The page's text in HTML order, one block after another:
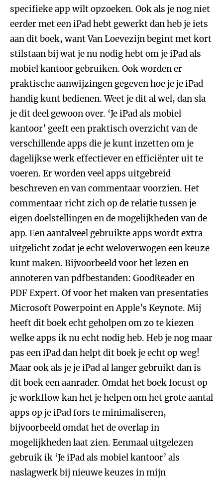
specifieke app wilt opzoeken. Ook als je nog niet
eerder met een iPad hebt gewerkt dan heb je iets
aan dit boek, want Van Loevezijn begint met kort
stilstaan bij wat je nu nodig hebt om je iPad als
mobiel kantoor gebruiken. Ook worden er
praktische aanwijzingen gegeven hoe je je iPad
handig kunt bedienen. Weet je dit al wel, dan sla
je dit deel gewoon over. ‘Je iPad als mobiel
kantoor’ geeft een praktisch overzicht van de
verschillende apps die je kunt inzetten om je
dagelijkse werk effectiever en efficiënter uit te
voeren. Er worden veel apps uitgebreid
beschreven en van commentaar voorzien. Het
commentaar richt zich op de relatie tussen je
eigen doelstellingen en de mogelijkheden van de
app. Een aantalveel gebruikte apps wordt extra
uitgelicht zodat je echt weloverwogen een keuze
kunt maken. Bijvoorbeeld voor het lezen en
annoteren van pdfbestanden: GoodReader en
PDF Expert. Of voor het maken van presentaties
Microsoft Powerpoint en Apple’s Keynote. Mij
heeft dit boek echt geholpen om zo te kiezen
welke apps ik nu echt nodig heb. Heb je nog maar
pas een iPad dan helpt dit boek je echt op weg!
Maar ook als je je iPad al langer gebruikt dan is
dit boek een aanrader. Omdat het boek focust op
je workflow kan het je helpen om het grote aantal
apps op je iPad fors te minimaliseren,
bijvoorbeeld omdat het de overlap in
mogelijkheden laat zien. Eenmaal uitgelezen
gebruik ik ‘Je iPad als mobiel kantoor’ als
naslagwerk bij nieuwe keuzes in mijn